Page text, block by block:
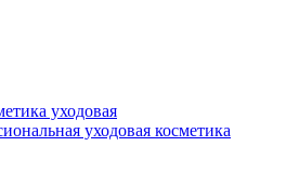
уходовая
уходовая косметика